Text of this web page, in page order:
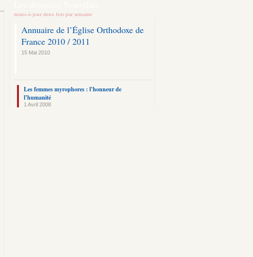
mises-à-jour deux fois par semaine
Annuaire de l’Église Orthodoxe de
France 2010 / 2011
15 Mai 2010
Les femmes myrophores : l’honneur de
l’humanité
1 Avril 2008